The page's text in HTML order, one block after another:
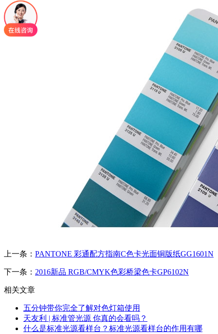
上一条： PANTONE 彩通配方指南C色卡光面铜版纸GG1601N
下一条： 2016新品 RGB/CMYK色彩桥梁色卡GP6102N
相关文章
五分钟带你完全了解对色灯箱使用
天友利 | 标准管光源 你真的会看吗？
什么是标准光源看样台？标准光源看样台的作用有哪